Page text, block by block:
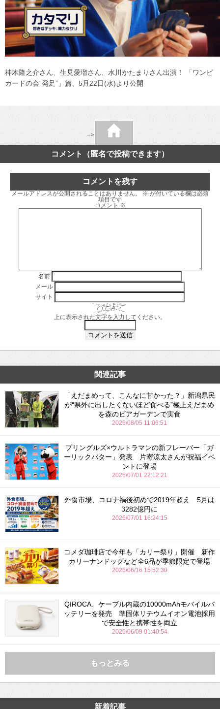
神木隆之介さん、生見愛瑠さん、水川かたまりさん出演！ 「ワンピ
カードの会“発足”」篇、5月22日(水)より公開
-->
コメント（匿名で投稿できます）
コメントを残す
メールアドレスが公開されることはありません。 ※ が付いている欄は必須
項目です
コメント ※
名前
メール
サイト
上に表示された文字を入力してください。
関連記事
「えだまめって、こんなに甘かった？」新潟県民
が“県外に出したくないほど食べる”極上えだまめ
を森のビアガーデンで実食
2026/08/05 11:06:51
プリングルズ×ウルトラマンの新フレーバー「ガ
ーリックバター」発表 片寄涼太さんが祝福イベ
ントに登場
2026/07/01 22:12:21
外食市場、コロナ禍後初めて2019年超え 5月は
3282億円に
2026/07/01 16:24:15
コメダ珈琲店で今年も「カリー祭り」開催 新作
カリーナンドッグなど全6品が季節限定で登場
2026/06/16 15:52:30
QIROCA、ケーブル内蔵の10000mAhモバイルバ
ッテリーを発売 準固体リチウムイオン電池採用
で安全性と携帯性を両立
2026/06/09 01:40:54
もっとみる
新着記事